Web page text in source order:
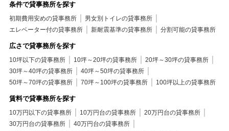
条件で貸事務所を探す
初期費用安めの貸事務所
男女別トイレの貸事務所
エレベーター付の貸事務所
新耐震基準の貸事務所 分割可能の貸事務所
広さで貸事務所を探す
10坪以下の貸事務所 10坪～20坪の貸事務所
20坪～30坪の貸事務所
30坪～40坪の貸事務所
40坪～50坪の貸事務所
50坪～70坪の貸事務所
70坪～100坪の貸事務所 100坪以上の貸事務所
賃料で貸事務所を探す
10万円以下の貸事務所 10万円台の貸事務所
20万円台の貸事務所
30万円台の貸事務所
40万円台の貸事務所